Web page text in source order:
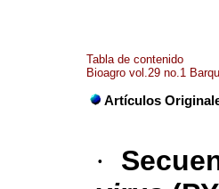
Tabla de contenido
Bioagro vol.29 no.1
Artículos
·